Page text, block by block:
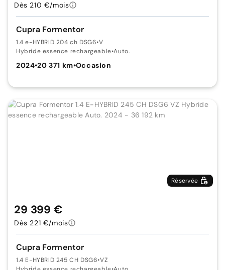
Cupra Formentor
1.4 e-HYBRID 204 ch DSG6•V
Hybride essence rechargeable•Auto.
2024•20 371 km•Occasion
Dès 210 €/mois
Réservée
Cupra Formentor
1.4 E-HYBRID 245 CH DSG6•VZ
29 399 €
Dès 221 €/mois